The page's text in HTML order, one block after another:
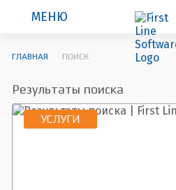
МЕНЮ
ГЛАВНАЯ ПОИСК
Результаты поиска
УСЛУГИ